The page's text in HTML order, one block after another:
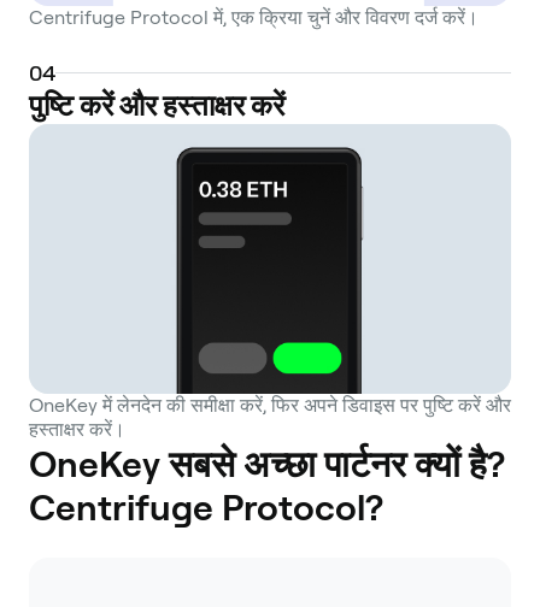
Centrifuge Protocol में, एक क्रिया चुनें और विवरण दर्ज करें।
04
पुष्टि करें और हस्ताक्षर करें
OneKey में लेनदेन की समीक्षा करें, फिर अपने डिवाइस पर पुष्टि करें और
हस्ताक्षर करें।
OneKey सबसे अच्छा पार्टनर क्यों है?
Centrifuge Protocol?